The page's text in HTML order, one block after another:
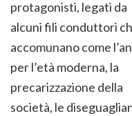
protagonisti, legati da
alcuni fili conduttori
accomunano come
per l’età moderna, la
precarizzazione della
società, le